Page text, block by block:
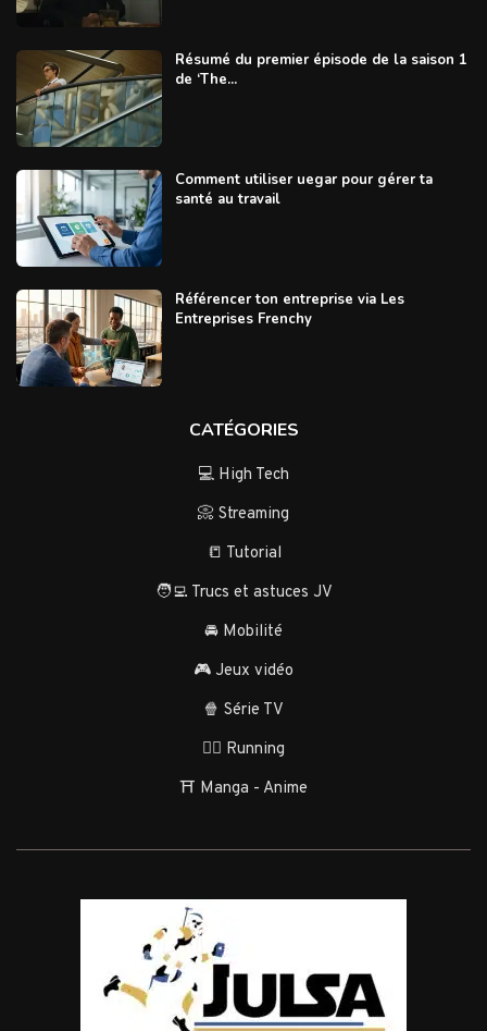
Résumé du premier épisode de la saison 1
de ‘The...
Comment utiliser uegar pour gérer ta
santé au travail
Référencer ton entreprise via Les
Entreprises Frenchy
CATÉGORIES
💻 High Tech
📀 Streaming
📒 Tutorial
🧑‍💻 Trucs et astuces JV
🚘 Mobilité
🎮 Jeux vidéo
🍿 Série TV
🏃‍♂️ Running
⛩️ Manga - Anime